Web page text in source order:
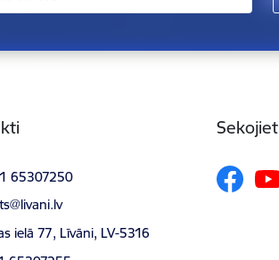
65307250
ielā 77, Līvāni, LV-5316